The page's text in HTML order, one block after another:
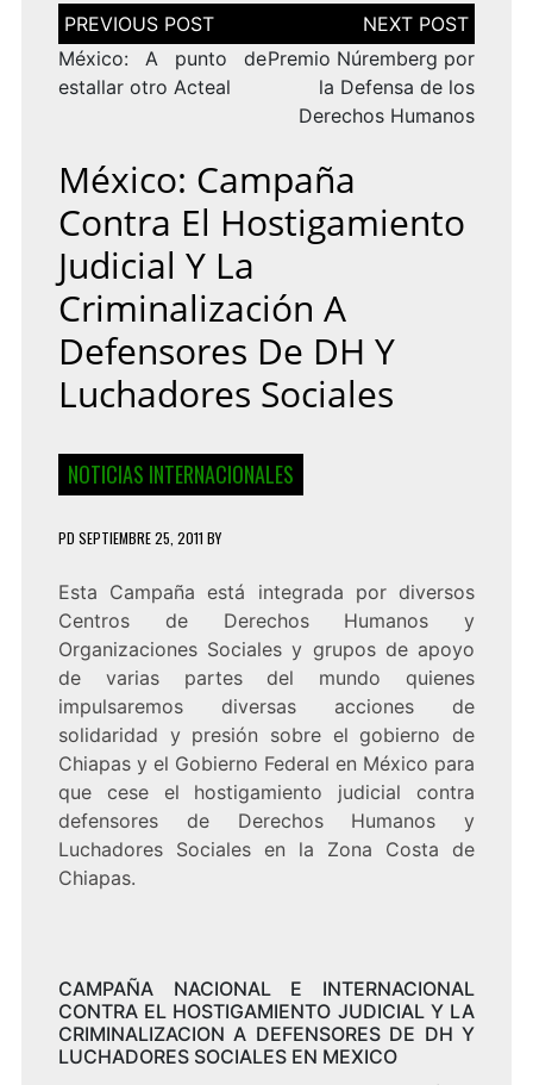
Navegación
de
entradas
México: A punto de
estallar otro Acteal
Premio Núremberg por
la Defensa de los
Derechos Humanos
México: Campaña
Contra El Hostigamiento
Judicial Y La
Criminalización A
Defensores De DH Y
Luchadores Sociales
NOTICIAS INTERNACIONALES
PD SEPTIEMBRE 25, 2011 BY
Esta Campaña está integrada por diversos
Centros de Derechos Humanos y
Organizaciones Sociales y grupos de apoyo
de varias partes del mundo quienes
impulsaremos diversas acciones de
solidaridad y presión sobre el gobierno de
Chiapas y el Gobierno Federal en México para
que cese el hostigamiento judicial contra
defensores de Derechos Humanos y
Luchadores Sociales en la Zona Costa de
Chiapas.
CAMPAÑA NACIONAL E INTERNACIONAL
CONTRA EL HOSTIGAMIENTO JUDICIAL Y LA
CRIMINALIZACION A DEFENSORES DE DH Y
LUCHADORES SOCIALES EN MEXICO